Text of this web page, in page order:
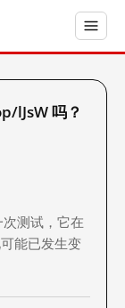
lJsW 吗？
测试，它在
能已发生变